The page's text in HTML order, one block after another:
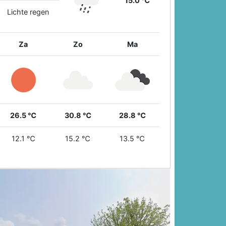
Lichte regen
Za Zo Ma
26.5 ℃ 30.8 ℃ 28.8 ℃
12.1 ℃ 15.2 ℃ 13.5 ℃